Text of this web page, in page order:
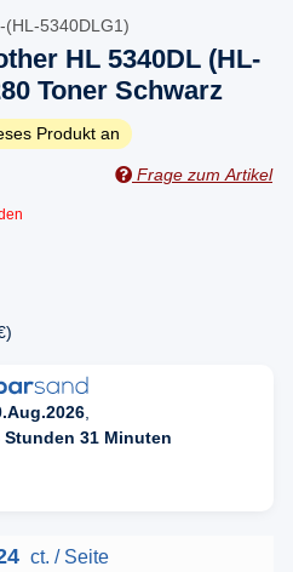
5340DLG1)
HL 5340DL (HL-
Toner Schwarz
Produkt an
Frage zum Artikel
)
Stunden 31 Minuten
ct. / Seite